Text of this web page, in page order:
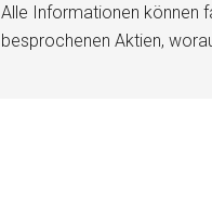
Alle Informationen können
besprochenen Aktien,